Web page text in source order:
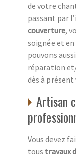
de votre
passant par
couverture,
soignée et
pouvons
réparation et/
dès à
Artisan
Vous devez
tous travaux